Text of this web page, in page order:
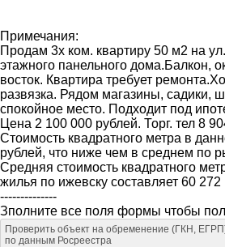
Примечания:
Продам 3х ком. квартиру 50 м2 на
этажного панельного дома.Балкон,
восток. Квартира требует
развязка. Рядом магазины, садики,
спокойное место. Подходит под
Цена 2 100 000 рублей. Торг. тел 8
Стоимость квадратного метра в
рублей, что ниже чем в среднем по
Средняя стоимость квадратного
жилья по ижевску составляет 60 272
--------------
Зполните все поля формы чтобы
Проверить объект на обременение (ГКН,
по данным Росреестра